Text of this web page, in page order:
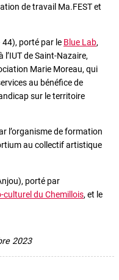
de travail Ma.FEST et
porté par le Blue Lab,
de Saint-Nazaire,
Marie Moreau, qui
au bénéfice de
sur le territoire
l’organisme de formation
au collectif artistique
porté par
culturel du Chemillois, et le
2023